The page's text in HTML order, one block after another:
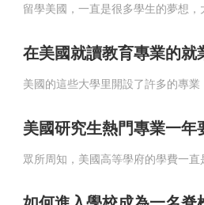
在美國就讀教育專業的就
美國研究生熱門專業一年